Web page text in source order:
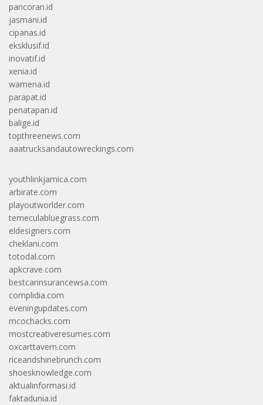
pancoran.id
jasmani.id
cipanas.id
eksklusif.id
inovatif.id
xenia.id
wamena.id
parapat.id
penatapan.id
balige.id
topthreenews.com
aaatrucksandautowreckings.com
youthlinkjamica.com
arbirate.com
playoutworlder.com
temeculabluegrass.com
eldesigners.com
cheklani.com
totodal.com
apkcrave.com
bestcarinsurancewsa.com
complidia.com
eveningupdates.com
mcochacks.com
mostcreativeresumes.com
oxcarttavern.com
riceandshinebrunch.com
shoesknowledge.com
aktualinformasi.id
faktadunia.id